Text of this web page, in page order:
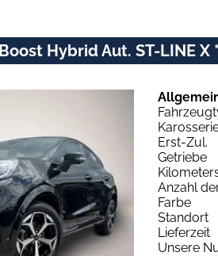
Hybrid Aut. ST-LINE X
Erst-Zul.
Getriebe
Anzahl
Farbe
Standort
Lieferzeit
Unsere